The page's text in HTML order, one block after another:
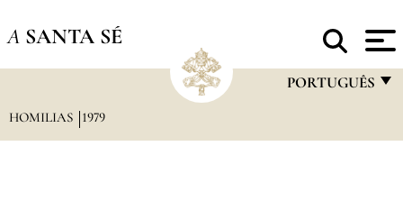
A SANTA SÉ
PORTUGUÊS
HOMILIAS 1979